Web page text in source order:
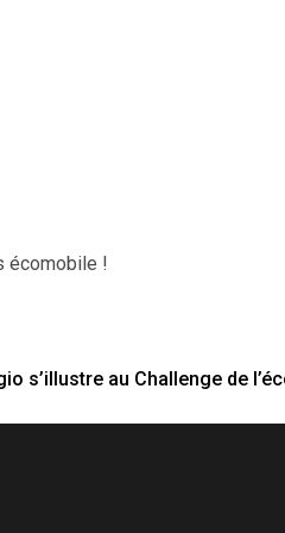
écomobile !
s’illustre au Challenge de